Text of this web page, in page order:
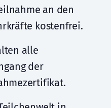
an den
kostenfrei.
alle
der